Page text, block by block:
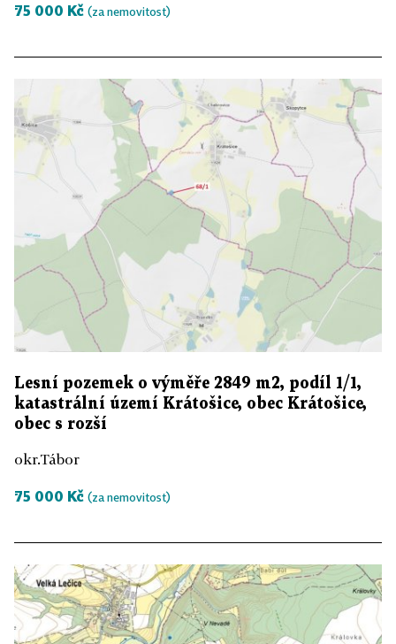
75 000 Kč (za nemovitost)
Lesní pozemek o výměře 2849 m2, podíl 1/1,
katastrální území Krátošice, obec Krátošice,
obec s rozší
okr.Tábor
75 000 Kč (za nemovitost)